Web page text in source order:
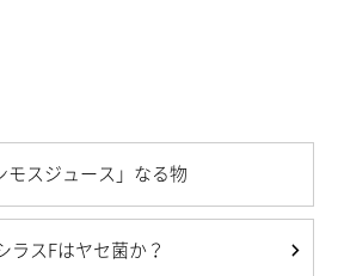
モスジュース」なる物
ラスFはヤセ菌か？